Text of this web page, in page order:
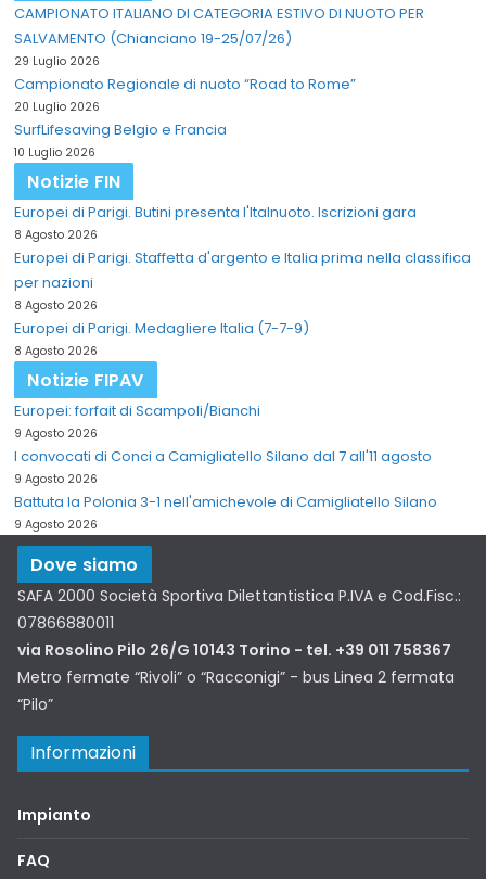
CAMPIONATO ITALIANO DI CATEGORIA ESTIVO DI NUOTO PER
SALVAMENTO (Chianciano 19-25/07/26)
29 Luglio 2026
Campionato Regionale di nuoto “Road to Rome”
20 Luglio 2026
SurfLifesaving Belgio e Francia
10 Luglio 2026
Notizie FIN
Europei di Parigi. Butini presenta l'Italnuoto. Iscrizioni gara
8 Agosto 2026
Europei di Parigi. Staffetta d'argento e Italia prima nella classifica
per nazioni
8 Agosto 2026
Europei di Parigi. Medagliere Italia (7-7-9)
8 Agosto 2026
Notizie FIPAV
Europei: forfait di Scampoli/Bianchi
9 Agosto 2026
I convocati di Conci a Camigliatello Silano dal 7 all'11 agosto
9 Agosto 2026
Battuta la Polonia 3-1 nell'amichevole di Camigliatello Silano
9 Agosto 2026
Dove siamo
SAFA 2000 Società Sportiva Dilettantistica P.IVA e Cod.Fisc.:
07866880011
via Rosolino Pilo 26/G 10143 Torino - tel. +39 011 758367
Metro fermate “Rivoli” o “Racconigi” - bus Linea 2 fermata
“Pilo”
Informazioni
Impianto
FAQ